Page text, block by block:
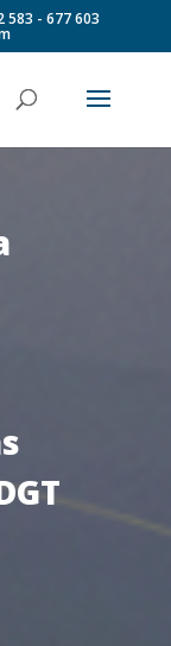
583 - 677 603